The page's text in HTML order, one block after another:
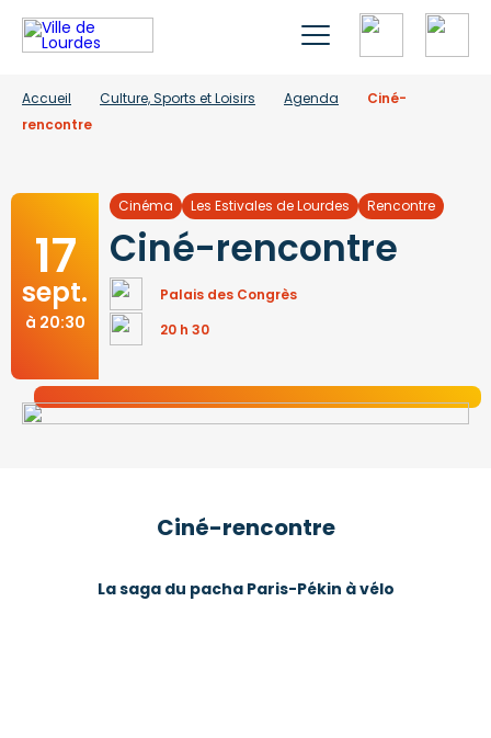
Accueil Culture, Sports et Loisirs Agenda
Ciné-
rencontre
17
sept.
à 20:30
Cinéma Les Estivales de Lourdes Rencontre
Ciné-rencontre
Palais des Congrès
20 h 30
Ciné-rencontre
La saga du pacha Paris-Pékin à vélo